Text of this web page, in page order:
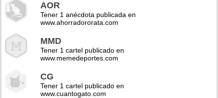
AOR
Tener 1 anécdota publicada en
www.ahorradororata.com
MMD
Tener 1 cartel publicado en
www.memedeportes.com
CG
Tener 1 cartel publicado en
www.cuantogato.com